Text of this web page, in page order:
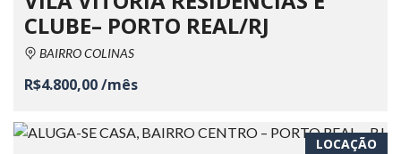
CLUBE– PORTO REAL/RJ
BAIRRO COLINAS
R$4.800,00 /mês
LOCAÇÃO